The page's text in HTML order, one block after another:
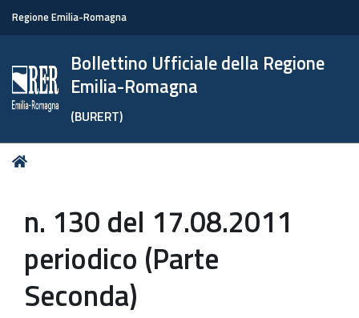
Regione Emilia-Romagna
Bollettino Ufficiale della Regione
Emilia-Romagna
(BURERT)
Tu
n. 130 del 17.08.2011
periodico (Parte
Seconda)